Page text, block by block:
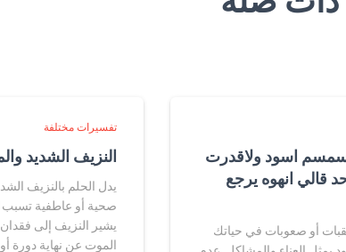
اسود ولاقدرت
قالي انهوه يرجع
أو صعوبات في حياتك
تفسيرات مختلفة
النزيف الشديد
يدل الحلم بالنزيف
صحية أو عاطفية
يشير النزيف إلى
الموت عن نهاية دورة